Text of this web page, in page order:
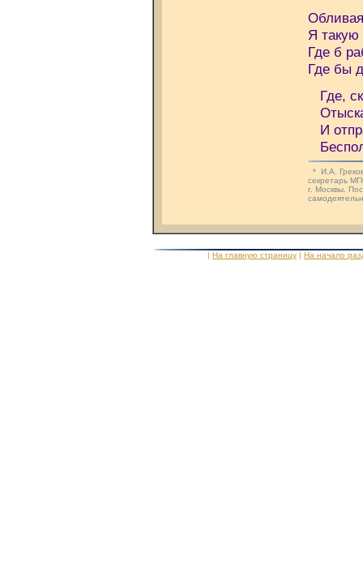
Я такую
Где б
Где бы
Где,
И
* И.А.
секретарь
г. Москвы.
| На главную страницу | На начало